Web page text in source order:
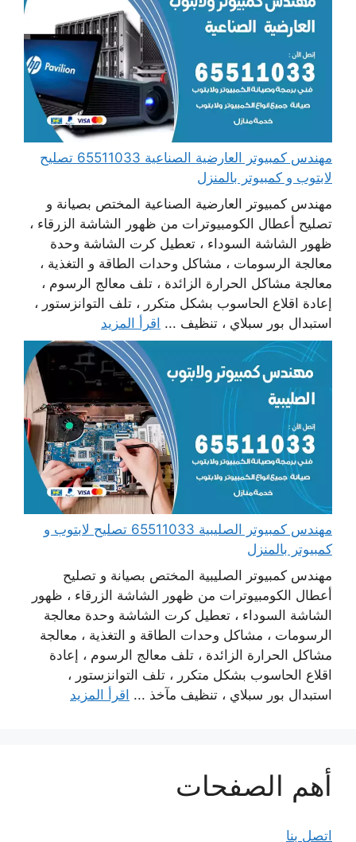
مهندس كمبيوتر العارضية الصناعية 65511033 تصليح
لابتوب و كمبيوتر بالمنزل
مهندس كمبيوتر العارضية الصناعية المختص بصيانة و
تصليح أعطال الكومبيوترات من ظهور الشاشة الزرقاء ،
ظهور الشاشة السوداء ، تعطيل كرت الشاشة وحدة
معالجة الرسومات ، مشاكل وحدات الطاقة و التغذية ،
معالجة مشاكل الحرارة الزائدة ، تلف معالج الرسوم ،
إعادة اقلاع الحاسوب بشكل متكرر ، تلف التوانزستور ،
استبدال بور سبلاي ، تنظيف ... اقرأ المزيد
مهندس كمبيوتر الصليبية 65511033 تصليح لابتوب و
كمبيوتر بالمنزل
مهندس كمبيوتر الصليبية المختص بصيانة و تصليح
أعطال الكومبيوترات من ظهور الشاشة الزرقاء ، ظهور
الشاشة السوداء ، تعطيل كرت الشاشة وحدة معالجة
الرسومات ، مشاكل وحدات الطاقة و التغذية ، معالجة
مشاكل الحرارة الزائدة ، تلف معالج الرسوم ، إعادة
اقلاع الحاسوب بشكل متكرر ، تلف التوانزستور ،
استبدال بور سبلاي ، تنظيف مآخذ ... اقرأ المزيد
أهم الصفحات
اتصل بنا